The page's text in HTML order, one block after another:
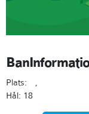
Plats:
,
Hål: 18